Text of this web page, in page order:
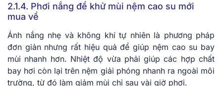
2.1.4. Phơi nắng để khử mùi nệm cao su mới
mua về
Ánh nắng nhẹ và không khí tự nhiên là phương pháp
đơn giản nhưng rất hiệu quả để giúp nệm cao su bay
mùi nhanh hơn. Nhiệt độ vừa phải giúp các hợp chất
bay hơi còn lại trên nệm giải phóng nhanh ra ngoài môi
trường, từ đó làm giảm mùi chỉ sau vài giờ phơi.